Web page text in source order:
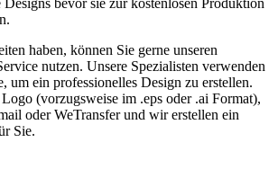
bevor sie zur kostenlosen Produktion
haben, können Sie gerne unseren
nutzen. Unsere Spezialisten verwenden
um ein professionelles Design zu erstellen.
(vorzugsweise im .eps oder .ai Format),
oder WeTransfer und wir erstellen ein
Sie.